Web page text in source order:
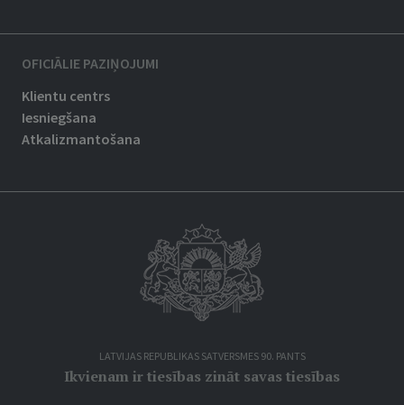
OFICIĀLIE PAZIŅOJUMI
Klientu centrs
Iesniegšana
Atkalizmantošana
LATVIJAS REPUBLIKAS SATVERSMES 90. PANTS
Ikvienam ir tiesības zināt savas tiesības